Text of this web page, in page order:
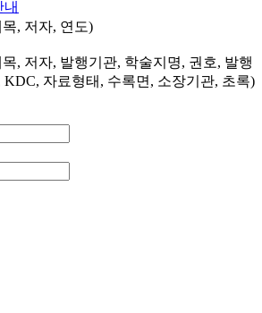
, 저자, 연도)
, 저자, 발행기관, 학술지명, 권호, 발행
KDC, 자료형태, 수록면, 소장기관, 초록)